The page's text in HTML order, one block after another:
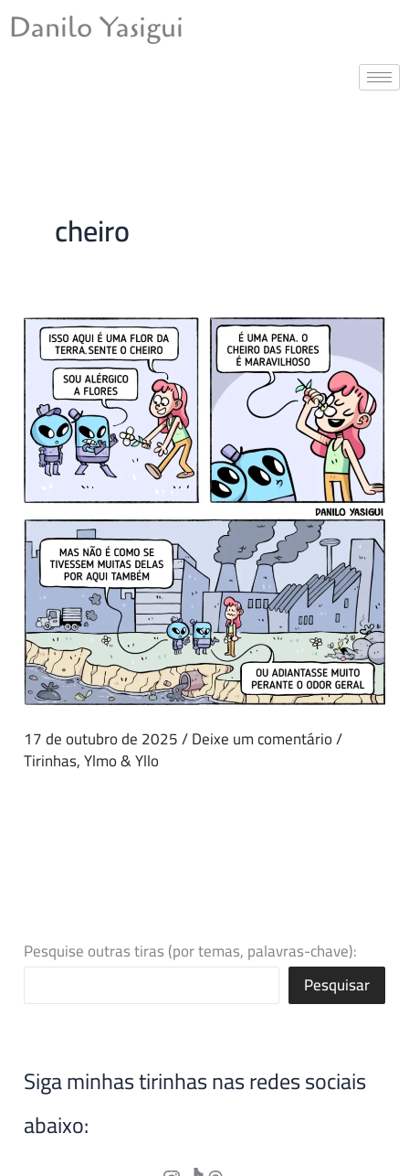
para
Danilo Yasigui
cheiro
17 de outubro de 2025/Deixe um comentário/
Tirinhas,Ylmo & Yllo
Pesquise outras tiras (por temas, palavras-chave):
Pesquisar
Siga minhas tirinhas nas redes sociais
abaixo: